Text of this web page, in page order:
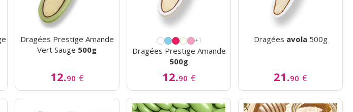
Dragées Prestige Amande
Vert Sauge 500g
12.90 €
+1
Dragées Prestige Amande
500g
12.90 €
Dragées avola500g
21.90 €